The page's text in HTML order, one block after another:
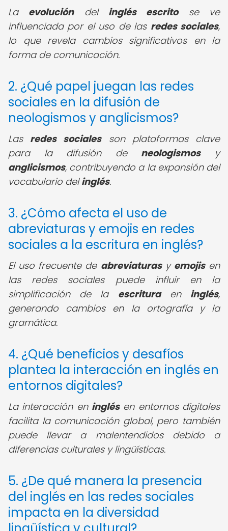
La evolucióndel inglés escritose ve
influenciada por el uso de las redes sociales,
lo que revela cambios significativos en la
forma de comunicación.
2. ¿Qué papel juegan las redes
sociales en la difusión de
neologismos y anglicismos?
Las redes socialesson plataformas clave
para la difusión de neologismosy
anglicismos, contribuyendo a la expansión del
vocabulario delinglés.
3. ¿Cómo afecta el uso de
abreviaturas y emojis en redes
sociales a la escritura en inglés?
El uso frecuente de abreviaturasy emojisen
las redes sociales puede influir en la
simplificación de la escrituraen inglés,
generando cambios en la ortografía y la
gramática.
4. ¿Qué beneficios y desafíos
plantea la interacción en inglés en
entornos digitales?
La interacción en inglésen entornos digitales
facilita la comunicación global, pero también
puede llevar a malentendidos debido a
diferencias culturales y lingüísticas.
5. ¿De qué manera la presencia
del inglés en las redes sociales
impacta en la diversidad